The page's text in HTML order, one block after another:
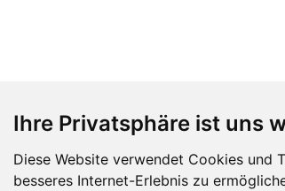
Ihre Privatsphäre ist uns
Diese Website verwendet Cookies und
besseres Internet-Erlebnis zu
37 Euro, MBZ 32 Euro